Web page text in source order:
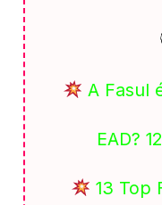
A Fasul
EAD?
13 Top